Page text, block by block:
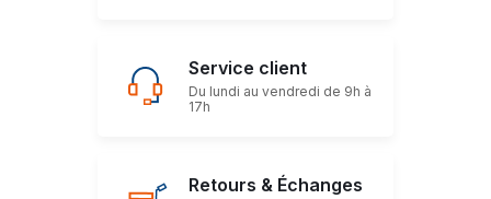
Service client
Du lundi au vendredi de 9h à
17h
Retours & Échanges